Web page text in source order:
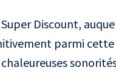
Discount,
parmi